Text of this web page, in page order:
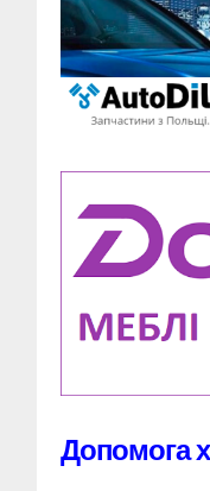
Допомога